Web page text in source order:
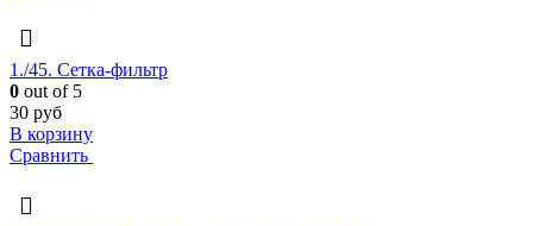
1./45. Сетка-фильтр
0 out of 5
30 руб
В корзину
Сравнить